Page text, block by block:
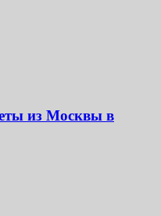
из Москвы в